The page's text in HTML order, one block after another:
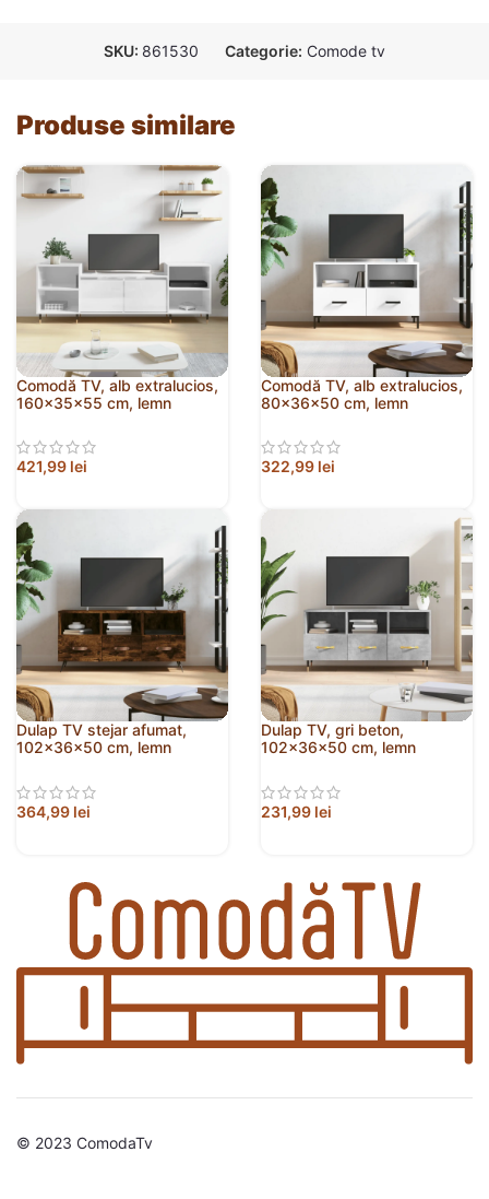
SKU: 861530 Categorie: Comode tv
Produse similare
Comodă TV, alb extralucios,
160x35x55 cm, lemn
421,99 lei
Comodă TV, alb extralucios,
80x36x50 cm, lemn
322,99 lei
Dulap TV stejar afumat,
102x36x50 cm, lemn
364,99 lei
Dulap TV, gri beton,
102x36x50 cm, lemn
231,99 lei
© 2023 ComodaTv